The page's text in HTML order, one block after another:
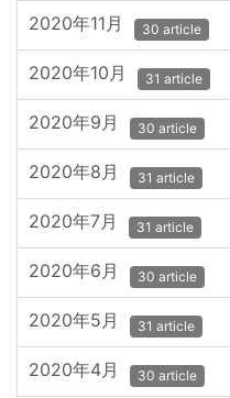
2020年11月 30 article
2020年10月 31 article
2020年9月 30 article
2020年8月 31 article
2020年7月 31 article
2020年6月 30 article
2020年5月 31 article
2020年4月 30 article